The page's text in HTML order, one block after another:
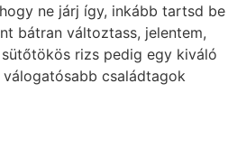
ne járj így, inkább tartsd be
bátran változtass, jelentem,
rizs pedig egy kiváló
családtagok